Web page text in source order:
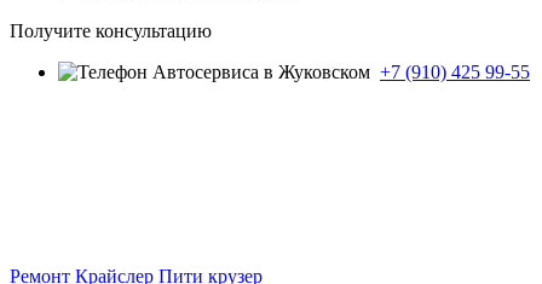
Получите консультацию
+7 (910) 425 99-55
Ремонт Крайслер Пити крузер